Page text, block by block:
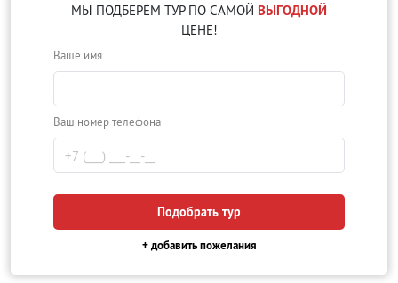
МЫ ПОДБЕРЁМ ТУР ПО САМОЙ ВЫГОДНОЙ
ЦЕНЕ!
Ваше имя
Ваш номер телефона
Подобрать тур
+ добавить пожелания